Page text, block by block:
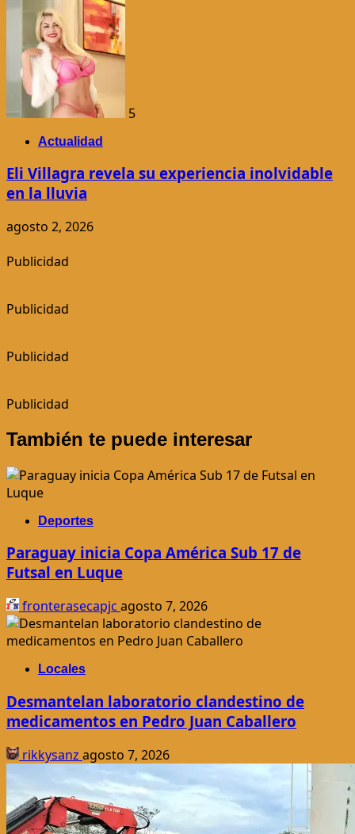
5
Actualidad
Eli Villagra revela su experiencia inolvidable
en la lluvia
agosto 2, 2026
Publicidad
Publicidad
Publicidad
Publicidad
También te puede interesar
Deportes
Paraguay inicia Copa América Sub 17 de
Futsal en Luque
fronterasecapjc agosto 7, 2026
Locales
Desmantelan laboratorio clandestino de
medicamentos en Pedro Juan Caballero
rikkysanz agosto 7, 2026